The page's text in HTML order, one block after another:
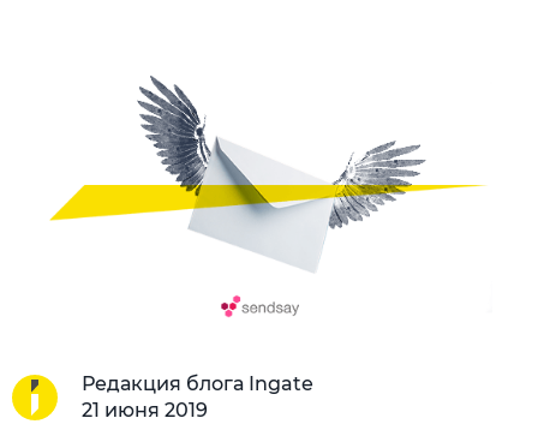
Редакция блога Ingate
21 июня 2019